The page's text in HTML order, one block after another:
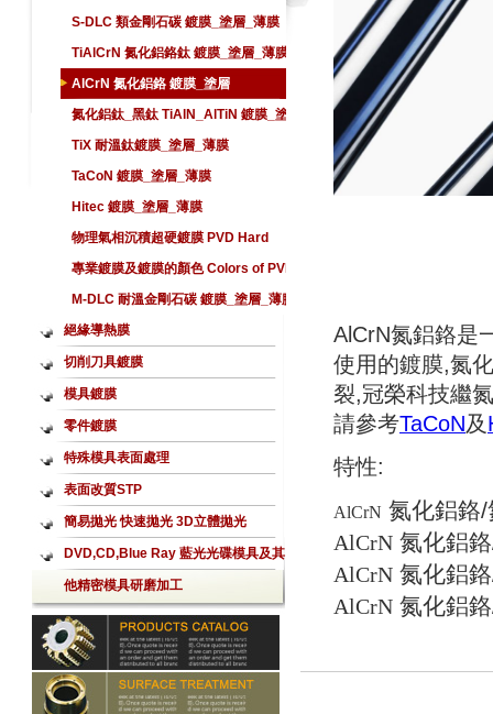
S-DLC 類金剛石碳 鍍膜_塗層_薄膜
TiAlCrN 氮化鋁鉻鈦 鍍膜_塗層_薄膜
AlCrN 氮化鋁鉻 鍍膜_塗層
氮化鋁鈦_黑鈦 TiAlN_AlTiN 鍍膜_塗
層_薄膜
TiX 耐溫鈦鍍膜_塗層_薄膜
TaCoN 鍍膜_塗層_薄膜
Hitec 鍍膜_塗層_薄膜
物理氣相沉積超硬鍍膜 PVD Hard
Coating
專業鍍膜及鍍膜的顏色 Colors of PVD
Hard Coating
M-DLC 耐溫金剛石碳 鍍膜_塗層_薄膜
絕緣導熱膜
切削刀具鍍膜
模具鍍膜
零件鍍膜
特殊模具表面處理
表面改質STP
簡易拋光 快速拋光 3D立體拋光
Aerolap噴射式拋光加工
DVD,CD,Blue Ray 藍光光碟模具及其
他精密模具研磨加工
AlCrN氮鋁鉻是
使用的鍍膜,氮
裂,冠榮科技繼
請參考TaCoN及
特性:
AlCrN 氮化鋁鉻
AlCrN 氮化鋁
AlCrN 氮化鋁
AlCrN 氮化鋁